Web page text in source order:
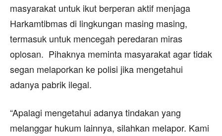
masyarakat untuk ikut berperan aktif menjaga
Harkamtibmas di lingkungan masing masing,
termasuk untuk mencegah peredaran miras
oplosan. Pihaknya meminta masyarakat agar tidak
segan melaporkan ke polisi jika mengetahui
adanya pabrik ilegal.
“Apalagi mengetahui adanya tindakan yang
melanggar hukum lainnya, silahkan melapor. Kami